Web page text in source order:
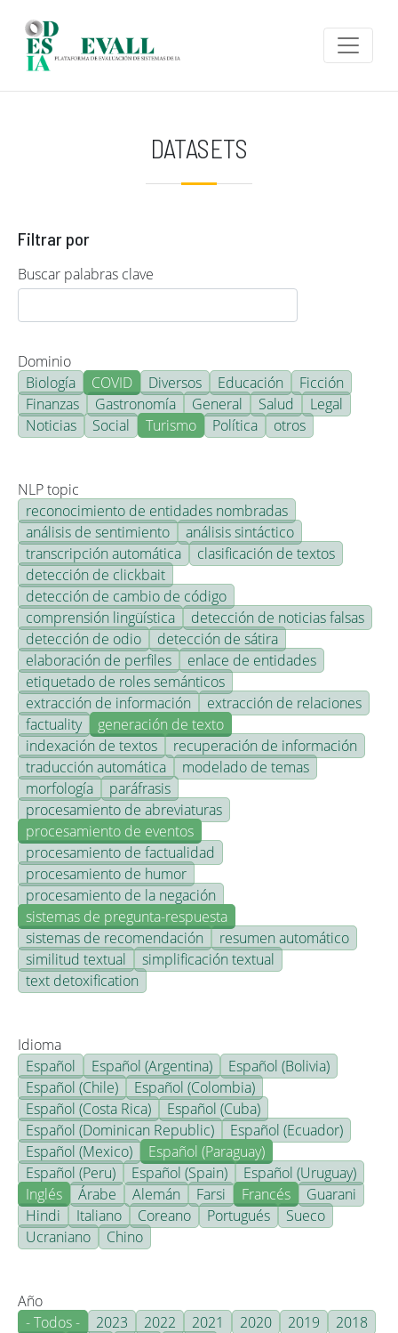
DATASETS
Filtrar por
Buscar palabras clave
Dominio
Biología
COVID Diversos Educación
Ficción
Finanzas
Gastronomía General Salud
Legal
Noticias
Social Turismo Política otros
NLP topic
reconocimiento de entidades nombradas
análisis de sentimiento
análisis sintáctico
transcripción automática
clasificación de textos
detección de clickbait
detección de cambio de código
comprensión lingüística
detección de noticias falsas
detección de odio
detección de sátira
elaboración de perfiles
enlace de entidades
etiquetado de roles semánticos
extracción de información
extracción de relaciones
factuality
generación de texto
indexación de textos
recuperación de información
traducción automática
modelado de temas
morfología
paráfrasis
procesamiento de abreviaturas
procesamiento de eventos
procesamiento de factualidad
procesamiento de humor
procesamiento de la negación
sistemas de pregunta-respuesta
sistemas de recomendación
resumen automático
similitud textual
simplificación textual
text detoxification
Idioma
Español
Español (Argentina)
Español (Bolivia)
Español (Chile)
Español (Colombia)
Español (Costa Rica)
Español (Cuba)
Español (Dominican Republic)
Español (Ecuador)
Español (Mexico)
Español (Paraguay)
Español (Peru)
Español (Spain)
Español (Uruguay)
Inglés
Árabe Alemán Farsi Francés
Guarani
Hindi
Italiano Coreano Portugués
Sueco
Ucraniano
Chino
Año
- Todos -
2023 2022 2021 2020 2019
2018